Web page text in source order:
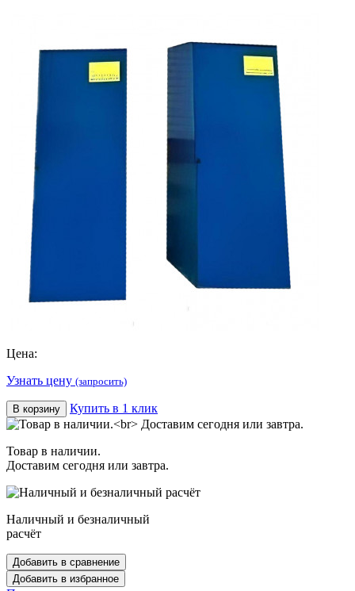
Цена:
Узнать цену (запросить)
В корзину Купить в 1 клик
Товар в наличии.
Доставим сегодня или завтра.
Наличный и безналичный
расчёт
Добавить в сравнение
Добавить в избранное